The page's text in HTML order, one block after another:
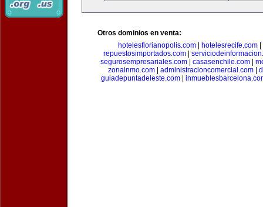
Otros dominios en venta:
hotelesflorianopolis.com| hotelesrecife.com|
repuestosimportados.com|
segurosempresariales.com| casasenchile.com|
zonainmo.com
administracioncomercial.com
guiadepuntadeleste.com|